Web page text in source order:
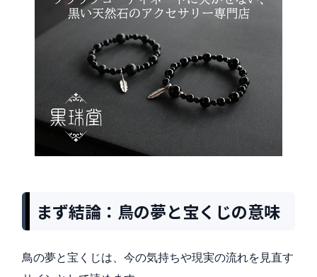
まず結論：鳥の夢と宝くじの意味
鳥の夢と宝くじは、今の気持ちや現実の流れを見直す